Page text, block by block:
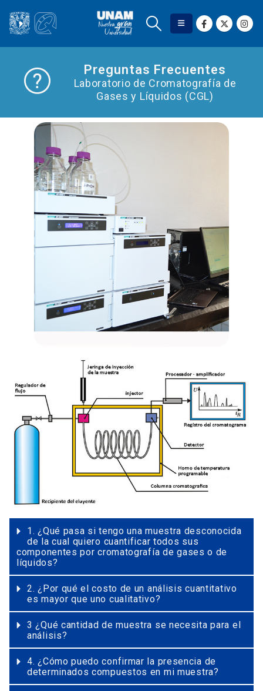
Preguntas Frecuentes
Laboratorio de Cromatografía de
Gases y Líquidos (CGL)
1. ¿Qué pasa si tengo una muestra desconocida
de la cual quiero cuantificar todos sus
componentes por cromatografía de gases o de
líquidos?
2. ¿Por qué el costo de un análisis cuantitativo
es mayor que uno cualitativo?
3 ¿Qué cantidad de muestra se necesita para el
análisis?
4. ¿Cómo puedo confirmar la presencia de
determinados compuestos en mi muestra?